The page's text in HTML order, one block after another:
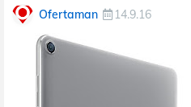
Ofertaman 14.9.16